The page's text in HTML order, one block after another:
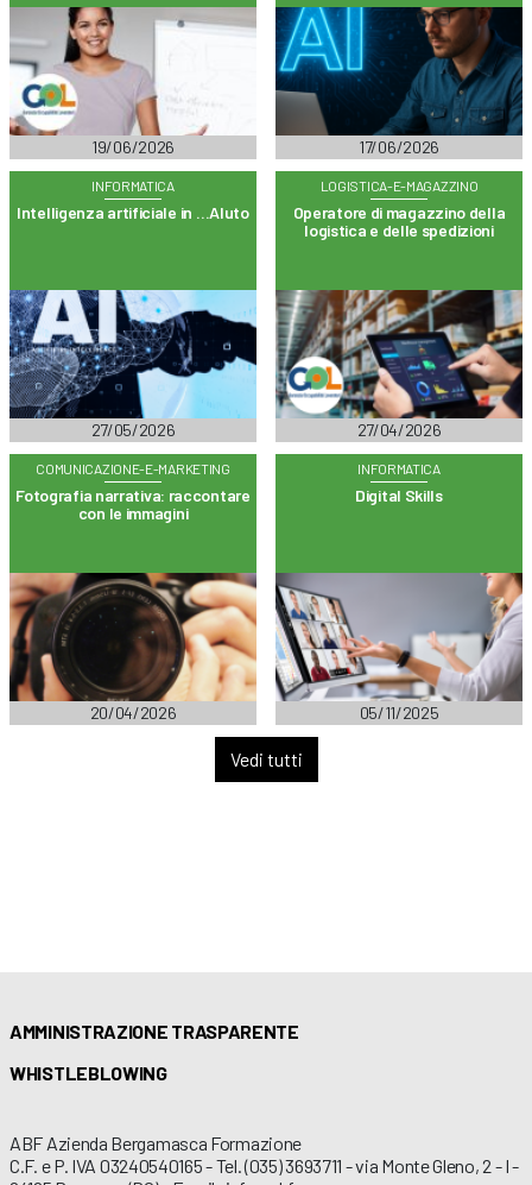
19/06/2026 17/06/2026
INFORMATICA
Intelligenza artificiale in …AIuto
27/05/2026
LOGISTICA-E-MAGAZZINO
Operatore di magazzino della
logistica e delle spedizioni
27/04/2026
COMUNICAZIONE-E-MARKETING
Fotografia narrativa: raccontare
con le immagini
20/04/2026
INFORMATICA
Digital Skills
05/11/2025
Vedi tutti
AMMINISTRAZIONE TRASPARENTE
WHISTLEBLOWING
ABF Azienda Bergamasca Formazione
C.F. e P. IVA 03240540165 - Tel. (035) 3693711 - via Monte Gleno, 2 - I -